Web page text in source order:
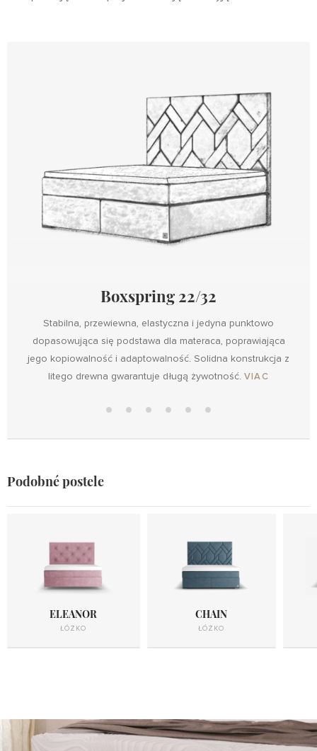
Design
Design
UP
Design
2
Boxspring 22/32
Stabilna, przewiewna, elastyczna i jedyna punktowo
dopasowująca się podstawa dla materaca, poprawiająca
jego kopiowalność i adaptowalność. Solidna konstrukcja z
litego drewna gwarantuje długą żywotność. VIAC
Podobné postele
ELEANOR
ŁÓŻKO
CHAIN
ŁÓŻKO